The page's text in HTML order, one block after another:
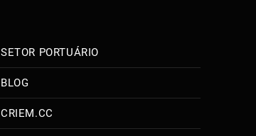
SETOR PORTUÁRIO
BLOG
CRIEM.CC